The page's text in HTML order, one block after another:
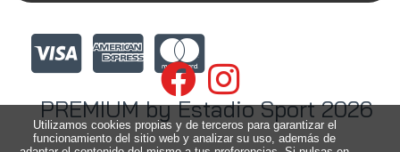
PREMIUM by Estadio Sport 2026
Utilizamos cookies propias y de terceros para garantizar el
funcionamiento del sitio web y analizar su uso, además de